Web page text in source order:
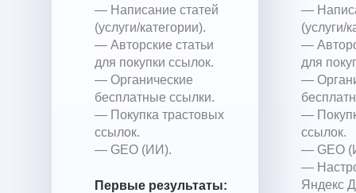
— Написание статей
(услуги/категории).
— Авторские статьи
для покупки ссылок.
— Органические
бесплатные ссылки.
— Покупка трастовых
ссылок.
— GEO (ИИ).
Первые результаты:
—
(услуги/
—
для
—
—
ссылок.
— GEO
—
Яндекс